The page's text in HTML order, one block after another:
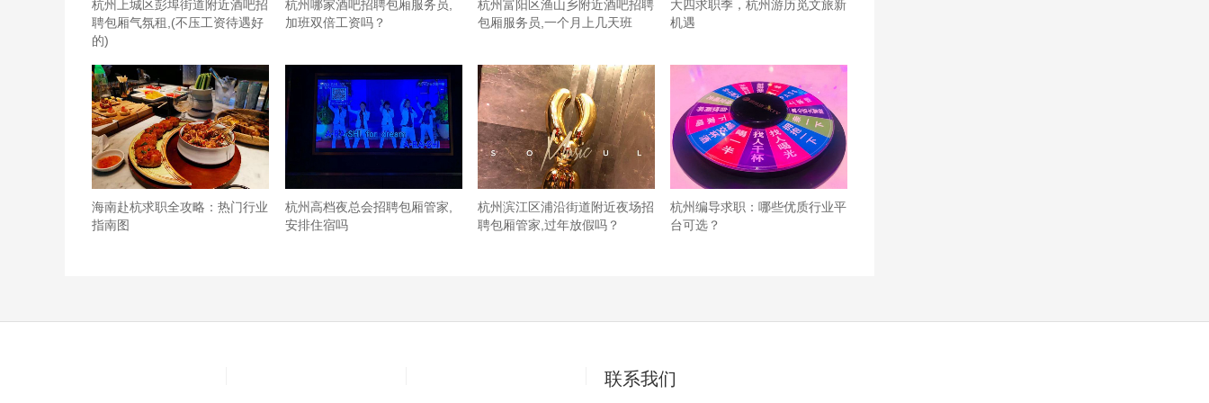
杭州上城区彭埠街道附近酒吧招
聘包厢气氛租,(不压工资待遇好
的)
杭州哪家酒吧招聘包厢服务员,
加班双倍工资吗？
杭州富阳区渔山乡附近酒吧招聘
包厢服务员,一个月上几天班
大四求职季，杭州游历觅文旅新
机遇
海南赴杭求职全攻略：热门行业
指南图
杭州高档夜总会招聘包厢管家,
安排住宿吗
杭州滨江区浦沿街道附近夜场招
聘包厢管家,过年放假吗？
杭州编导求职：哪些优质行业平
台可选？
联系我们